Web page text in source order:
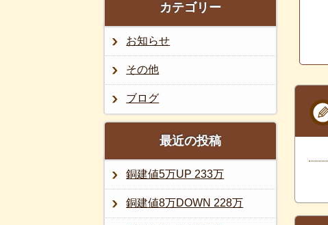
カテゴリー
お知らせ
その他
ブログ
最近の投稿
銅建値5万UP 233万
銅建値8万DOWN 228万